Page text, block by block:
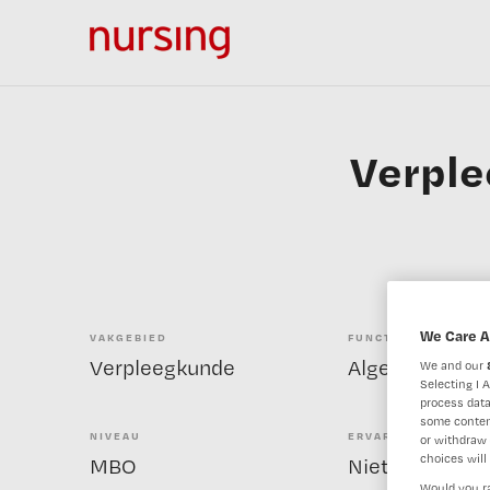
VAKGEBIED
Verpleegkunde
FUNCTIE
NIVEAU
MBO
ERVARING
Niet nader
We Care
We and our
Selecting I
process
some
or withdraw
choices will